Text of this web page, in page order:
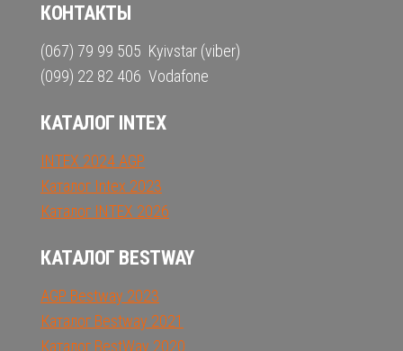
КОНТАКТЫ
(067) 79 99 505 Kyivstar (viber)
(099) 22 82 406 Vodafone
КАТАЛОГ INTEX
INTEX 2024 AGP
Каталог Intex 2023
Каталог INTEX 2026
КАТАЛОГ BESTWAY
AGP Bestway 2023
Каталог Bestway 2021
Каталог BestWay 2020